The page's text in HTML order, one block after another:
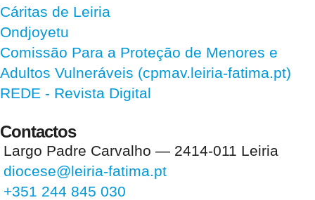
Cáritas de Leiria
Ondjoyetu
Comissão Para a Proteção de Menores e
Adultos Vulneráveis (cpmav.leiria-fatima.pt)
REDE - Revista Digital
Contactos
Largo Padre Carvalho — 2414-011 Leiria
diocese@leiria-fatima.pt
+351 244 845 030